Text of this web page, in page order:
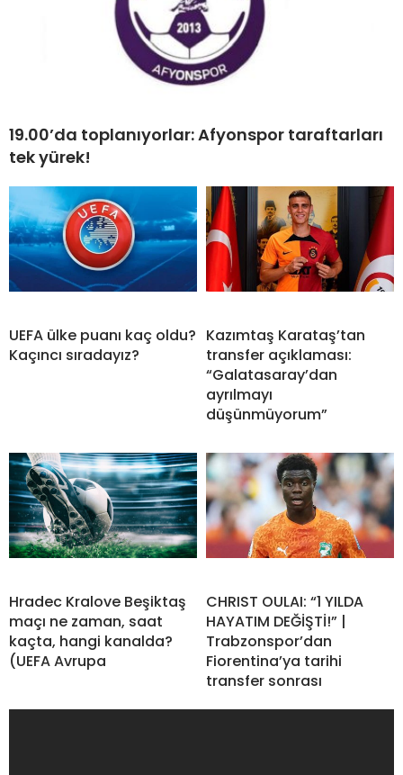
19.00’da toplanıyorlar: Afyonspor taraftarları
tek yürek!
UEFA ülke puanı kaç oldu?
Kaçıncı sıradayız?
Kazımtaş Karataş’tan
transfer açıklaması:
“Galatasaray’dan
ayrılmayı
düşünmüyorum”
Hradec Kralove Beşiktaş
maçı ne zaman, saat
kaçta, hangi kanalda?
(UEFA Avrupa
CHRIST OULAI: “1 YILDA
HAYATIM DEĞİŞTİ!” |
Trabzonspor’dan
Fiorentina’ya tarihi
transfer sonrası